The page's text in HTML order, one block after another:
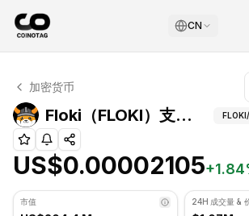
CN
Floki 技术分析
Floki 目前交易价格为
加密货币
Floki（FLOKI）支撑和阻力位 FLOKI
US$0.00002105+1.84
市值 24H 成交量 &